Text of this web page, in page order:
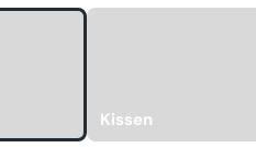
Kissen